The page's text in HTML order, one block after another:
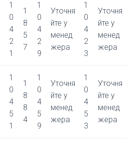
1
0
4
2
1
1
8
5
7
1
0
4
2
9
Уточня
йте у
менед
жера
1
0
4
2
3
Уточня
йте у
менед
жера
1
0
4
5
1
1
8
8
4
1
0
4
5
9
Уточня
йте у
менед
жера
1
0
4
5
3
Уточня
йте у
менед
жера